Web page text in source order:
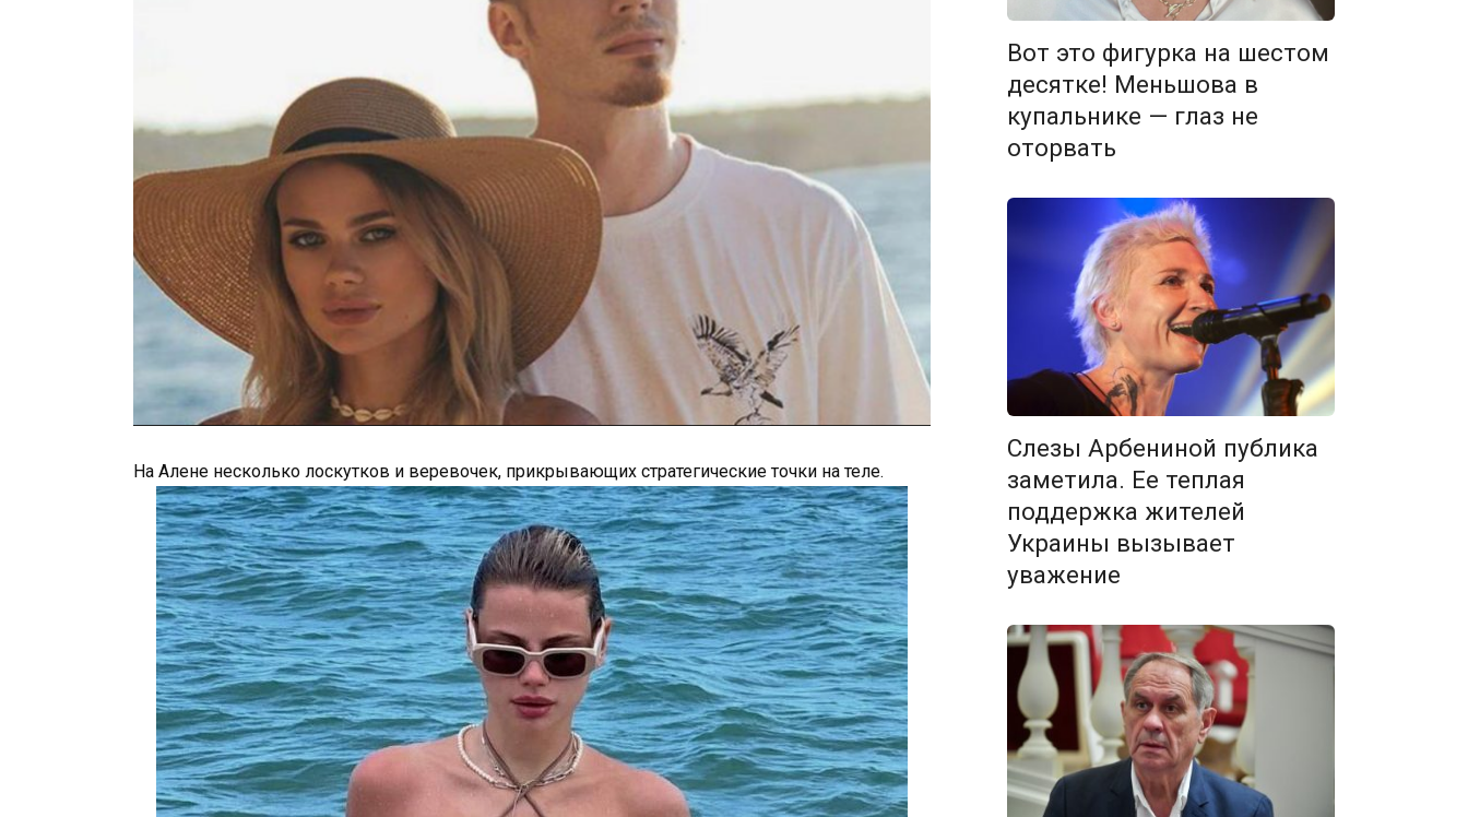
На Алене несколько лоскутков и веревочек, прикрывающих стратегические точки на теле.
Вот это фигурка на шестом
десятке! Меньшова в
купальнике — глаз не
оторвать
Слезы Арбениной публика
заметила. Ее теплая
поддержка жителей
Украины вызывает
уважение